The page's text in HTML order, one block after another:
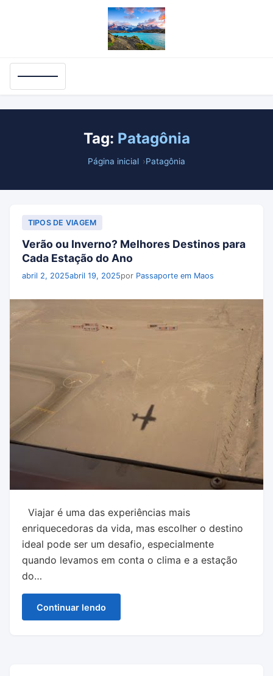
Tag: Patagônia
Página inicial Patagônia
TIPOS DE VIAGEM
Verão ou Inverno? Melhores Destinos para
Cada Estação do Ano
abril 2, 2025abril 19, 2025por Passaporte em Maos
Viajar é uma das experiências mais
enriquecedoras da vida, mas escolher o destino
ideal pode ser um desafio, especialmente
quando levamos em conta o clima e a estação
do…
Continuar lendo